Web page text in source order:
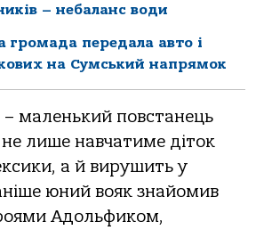
– небаланс води
громада передала авто і
на Сумський напрямок
маленький повстанець
лише навчатиме діток
а й вирушить у
юний вояк знайомив
Адольфиком,